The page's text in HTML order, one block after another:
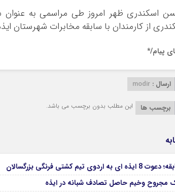
اسکندری ظهر امروز طی مراسمی به عنوان
از کارمندان با سابقه مخابرات شهرستان
پیام/*
ارسال : modir
برچسب ها این مطلب بدون برچسب می باشد.
تیم کشتی فرنگی بزرگسالان